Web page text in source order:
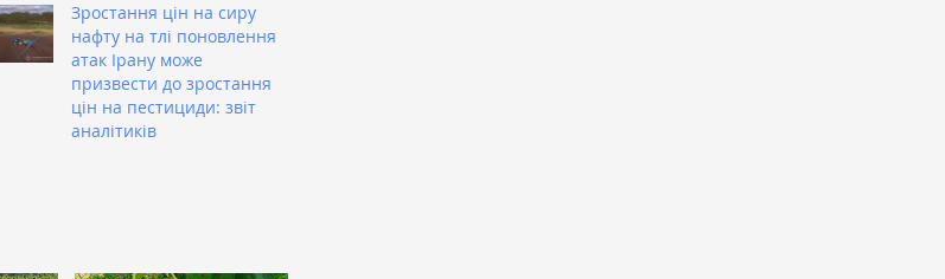
Зростання цін на сиру
нафту на тлі поновлення
атак Ірану може
призвести до зростання
цін на пестициди: звіт
аналітиків